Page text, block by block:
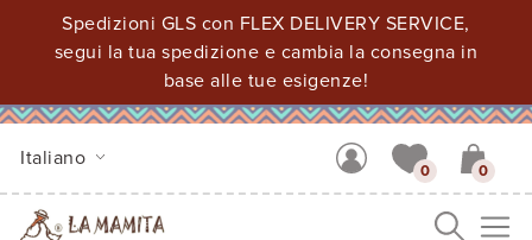
Spedizioni GLS con FLEX DELIVERY SERVICE,
segui la tua spedizione e cambia la consegna in
base alle tue esigenze!
Italiano
0 0